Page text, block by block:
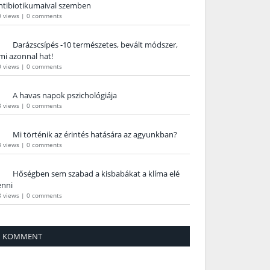
szemben
views | 0 comments
Darázscsípés -10 természetes, bevált módszer,
azonnal hat!
views | 0 comments
A havas napok pszichológiája
views | 0 comments
Mi történik az érintés hatására az agyunkban?
views | 0 comments
Hőségben sem szabad a kisbabákat a klíma elé
views | 0 comments
KOMMENT